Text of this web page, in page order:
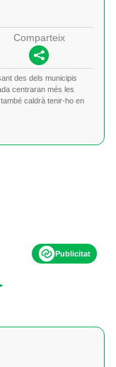
Comparteix
des dels municipis
centraran més les
caldrà tenir-ho en
Publicitat